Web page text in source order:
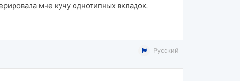
мне кучу однотипных вкладок,
Русский